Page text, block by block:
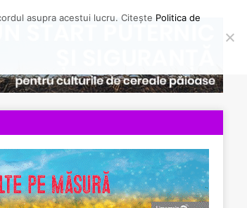
asupra acestui lucru. Citește Politica de